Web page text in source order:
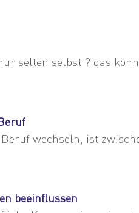
selten selbst ? das
wechseln, ist
beeinflussen